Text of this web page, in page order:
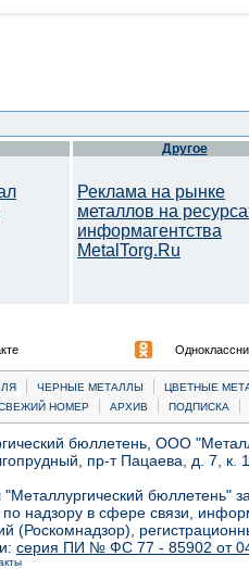
Другое
Реклама на рынке
металлов на
информагентства
MetalTorg.Ru
| ЧЕРНЫЕ МЕТАЛЛЫ |
ЦВЕТНЫЕ
НОМЕР | АРХИВ | ПОДПИСКА |
бюллетень, ООО
пр-т Пацаева, д. 7,
бюллетень"
надзору в сфере связи,
(Роскомнадзор),
серия ПИ № ФС 77 - 85902 от 04